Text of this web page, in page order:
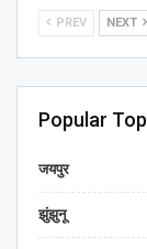
PREV NEXT
Popular
जयपुर
झुंझुनू